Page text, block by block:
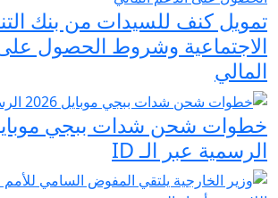
تمويل كنف للسيدات من بنك
الاجتماعية وشروط الحصول
المالي
الرسمية عبر الـ ID